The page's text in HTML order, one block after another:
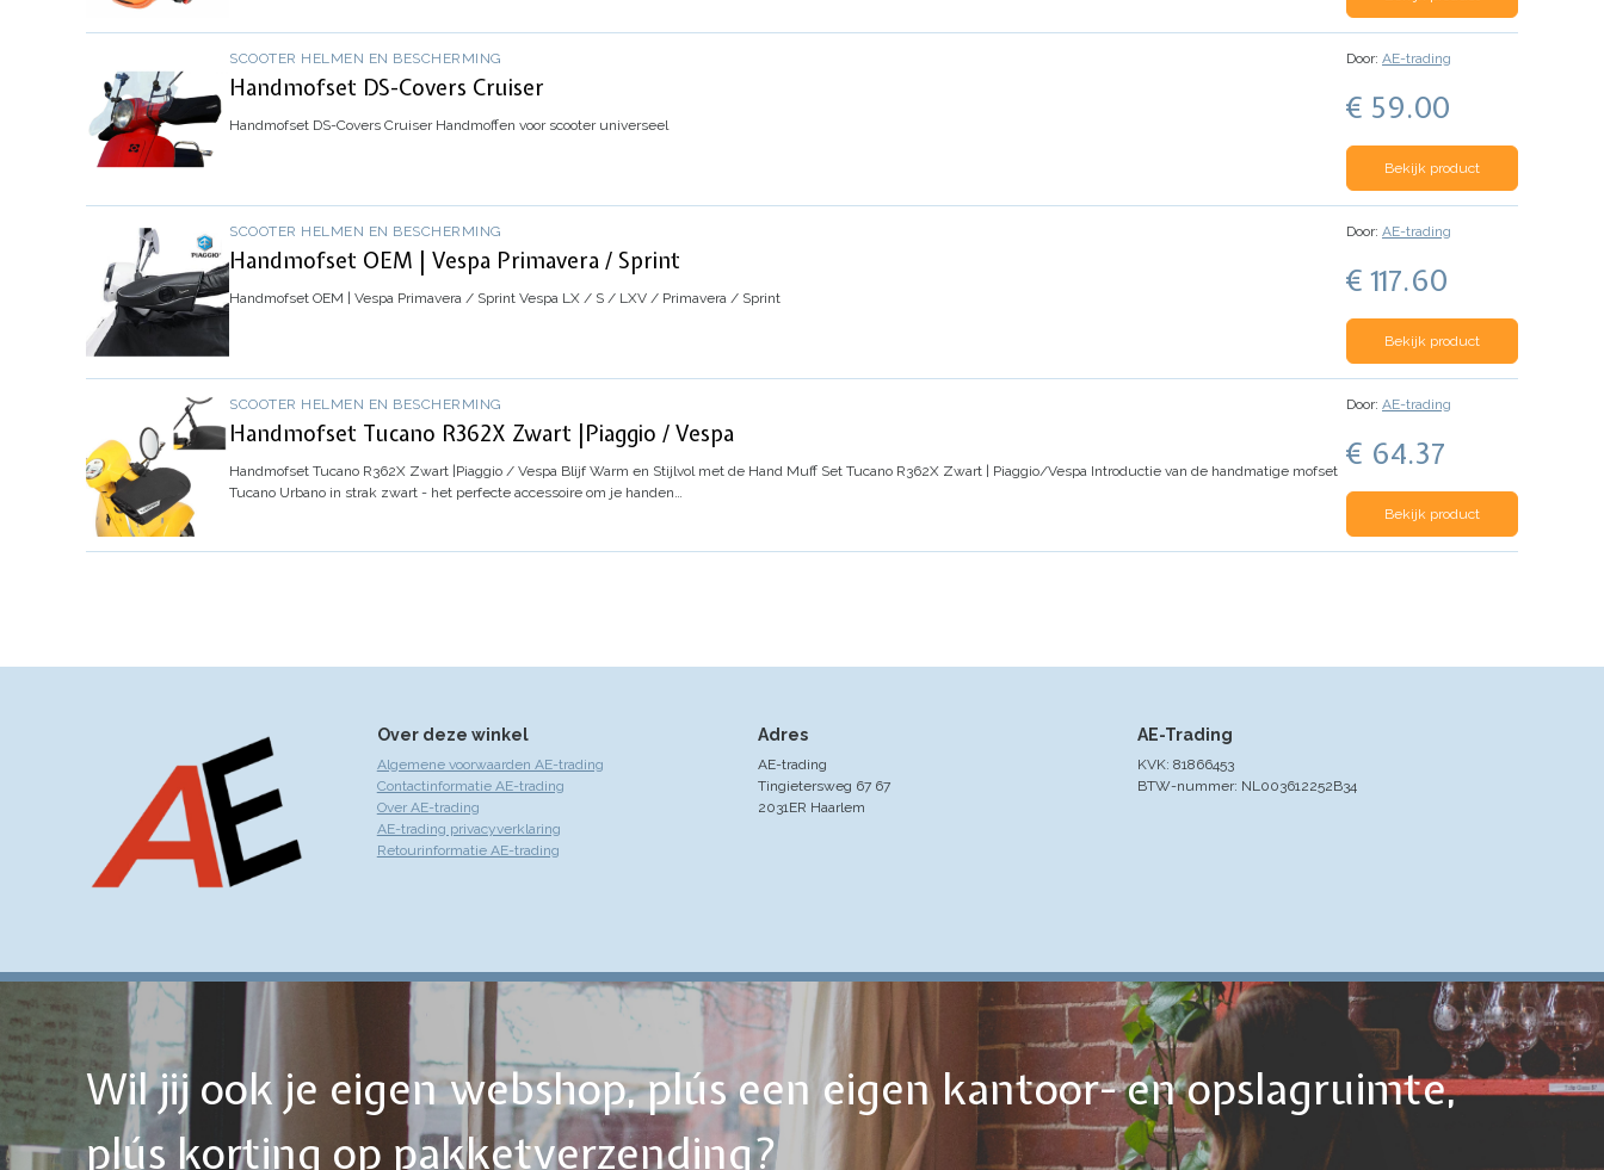
SCOOTER HELMEN EN BESCHERMING
Handmofset DS-Covers Cruiser
Handmofset DS-Covers Cruiser Handmoffen voor scooter universeel
Door: AE-trading
€ 59.00
Bekijk product
SCOOTER HELMEN EN BESCHERMING
Handmofset OEM | Vespa Primavera / Sprint
Handmofset OEM | Vespa Primavera / Sprint Vespa LX / S / LXV / Primavera / Sprint
Door: AE-trading
€ 117.60
Bekijk product
SCOOTER HELMEN EN BESCHERMING
Handmofset Tucano R362X Zwart |Piaggio / Vespa
Handmofset Tucano R362X Zwart |Piaggio / Vespa Blijf Warm en Stijlvol met de Hand Muff Set Tucano R362X Zwart | Piaggio/Vespa Introductie van de handmatige mofset
Tucano Urbano in strak zwart - het perfecte accessoire om je handen…
Door: AE-trading
€ 64.37
Bekijk product
Over deze winkel
Algemene voorwaarden AE-trading
Contactinformatie AE-trading
Over AE-trading
AE-trading privacyverklaring
Retourinformatie AE-trading
Adres
AE-trading
Tingietersweg 67 67
2031ER Haarlem
AE-Trading
KVK: 81866453
BTW-nummer: NL003612252B34
Wil jij ook je eigen webshop, plús een eigen kantoor- en opslagruimte,
plús korting op pakketverzending?